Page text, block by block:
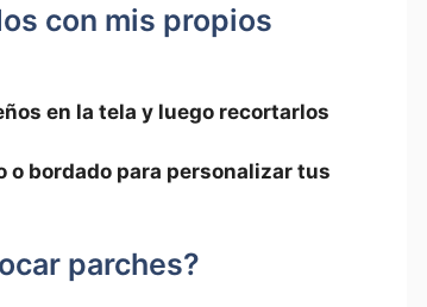
con‌ mis propios
en ⁤la tela ‌y ‌luego recortarlos
⁢o ‍bordado para personalizar tus
‌parches?